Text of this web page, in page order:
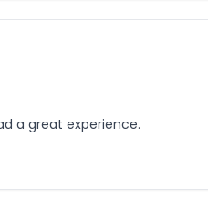
a great experience.